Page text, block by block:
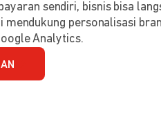
sendiri, bisnis bisa
personalisasi
Analytics.